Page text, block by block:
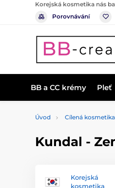
Korejská kosmetika nás
Porovnávání
BB a CC krémy Pleť
Úvod Cílená kosmetika
Kundal -
Korejská
kosmetika